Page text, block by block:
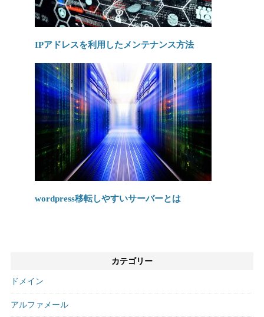
IPアドレスを利用したメンテナンス方法
wordpress移転しやすいサーバーとは
カテゴリー
ドメイン
アルファメール